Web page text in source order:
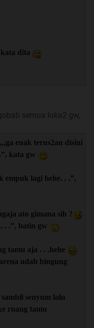
dita
semua luka2 gw,
enak terus2an disini
kata gw
empuk lagi hehe. . .”,
ato gimana sih ?
. .”, batin gw
tamu aja . . .hehe
udah bingung
senyum lalu
ruang tamu